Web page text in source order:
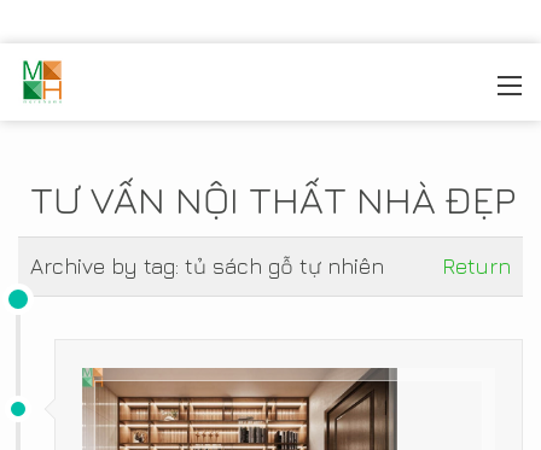
TƯ VẤN NỘI THẤT NHÀ ĐẸP
Archive by tag: tủ sách gỗ tự nhiên Return